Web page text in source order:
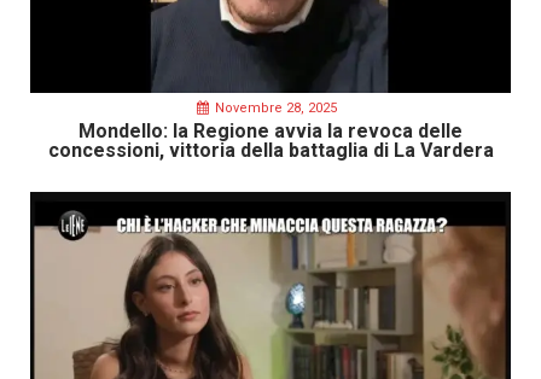
Novembre 28, 2025
Mondello: la Regione avvia la revoca delle
concessioni, vittoria della battaglia di La Vardera